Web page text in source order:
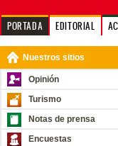
PORTADA EDITORIAL
Nuestros sitios
Opinión
Turismo
Notas de prensa
Encuestas